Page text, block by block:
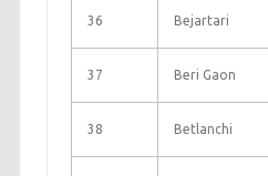
36 Bejartari
37 Beri Gaon
38 Betlanchi